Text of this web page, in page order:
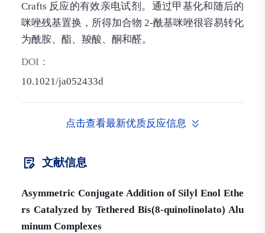
Crafts 反应的有效亲电试剂。通过甲基化和随后的
咪唑残基置换，所得加合物 2-酰基咪唑很容易转化
为酰胺、酯、羧酸、酮和醛。
DOI：
10.1021/ja052433d
点击查看最新优质反应信息
文献信息
Asymmetric Conjugate Addition of Silyl Enol Ethe
rs Catalyzed by Tethered Bis(8-quinolinolato) Alu
minum Complexes